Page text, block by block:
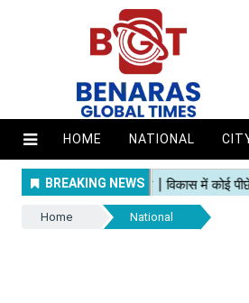
HOME NATIONAL
Home National